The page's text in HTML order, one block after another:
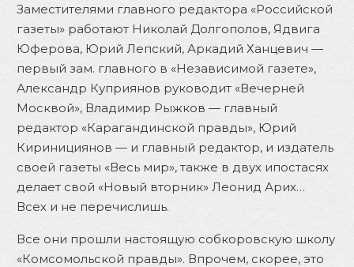
Заместителями главного редактора «Российской
газеты» работают Николай Долгополов, Ядвига
Юферова, Юрий Лепский, Аркадий Ханцевич —
первый зам. главного в «Независимой газете»,
Александр Куприянов руководит «Вечерней
Москвой», Владимир Рыжков — главный
редактор «Карагандинской правды», Юрий
Киринициянов — и главный редактор, и издатель
своей газеты «Весь мир», также в двух ипостасях
делает свой «Новый вторник» Леонид Арих…
Всех и не перечислишь.
Все они прошли настоящую собкоровскую школу
«Комсомольской правды». Впрочем, скорее, это